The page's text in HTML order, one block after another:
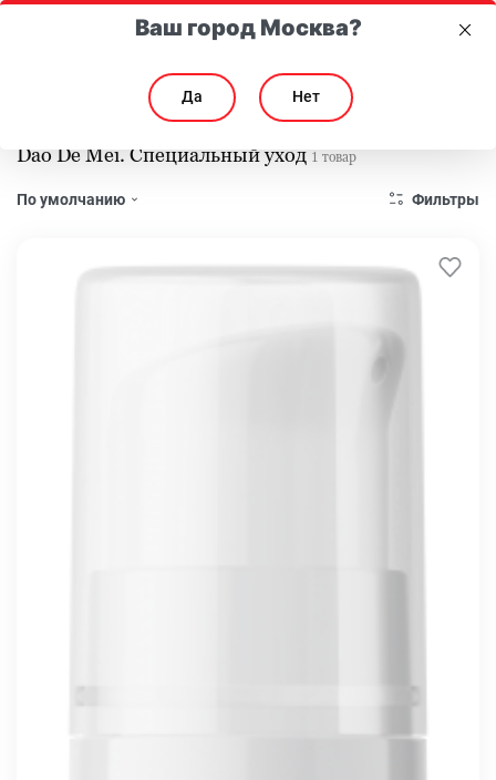
Серии Dao De Mei. Специальный уход
Dao De Mei. Специальный уход1 товар
По умолчанию Фильтры
Ваш город Москва?
Да Нет